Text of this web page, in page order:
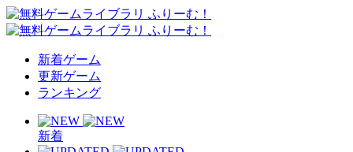
新着ゲーム
更新ゲーム
ランキング
新着